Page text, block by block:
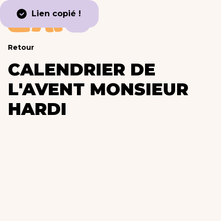
Lien copié !
Retour
CALENDRIER DE
L'AVENT MONSIEUR
HARDI